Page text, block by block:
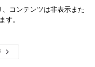
コンテンツは非表示また
す。